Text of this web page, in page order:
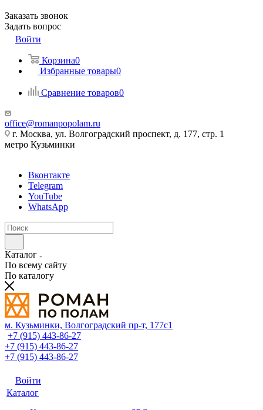
Заказать звонок
Задать вопрос
Войти
Корзина0
Избранные товары0
Сравнение товаров0
office@romanpopolam.ru
г. Москва, ул. Волгоградский проспект, д. 177, стр. 1
метро Кузьминки
Вконтакте
Telegram
YouTube
WhatsApp
Каталог
По всему сайту
По каталогу
м. Кузьминки, Волгоградский пр‑т, 177с1
+7 (915) 443-86-27
+7 (915) 443-86-27
+7 (915) 443-86-27
Войти
Каталог